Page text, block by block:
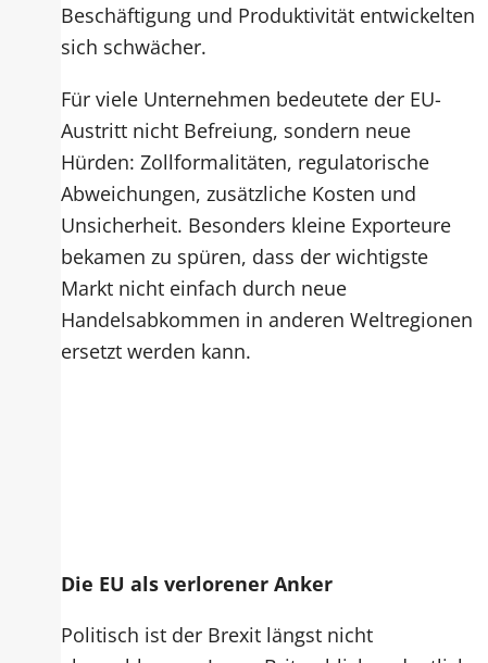
Beschäftigung und Produktivität entwickelten
sich schwächer.
Für viele Unternehmen bedeutete der EU-
Austritt nicht Befreiung, sondern neue
Hürden: Zollformalitäten, regulatorische
Abweichungen, zusätzliche Kosten und
Unsicherheit. Besonders kleine Exporteure
bekamen zu spüren, dass der wichtigste
Markt nicht einfach durch neue
Handelsabkommen in anderen Weltregionen
ersetzt werden kann.
Die EU als verlorener Anker
Politisch ist der Brexit längst nicht